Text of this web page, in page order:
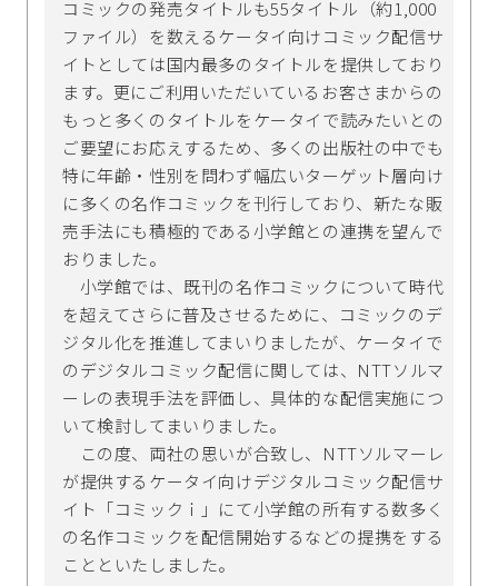
コミックの発売タイトルも55タイトル（約1,000
ファイル）を数えるケータイ向けコミック配信サ
イトとしては国内最多のタイトルを提供しており
ます。更にご利用いただいているお客さまからの
もっと多くのタイトルをケータイで読みたいとの
ご要望にお応えするため、多くの出版社の中でも
特に年齢・性別を問わず幅広いターゲット層向け
に多くの名作コミックを刊行しており、新たな販
売手法にも積極的である小学館との連携を望んで
おりました。
小学館では、既刊の名作コミックについて時代
を超えてさらに普及させるために、コミックのデ
ジタル化を推進してまいりましたが、ケータイで
のデジタルコミック配信に関しては、NTTソルマ
ーレの表現手法を評価し、具体的な配信実施につ
いて検討してまいりました。
この度、両社の思いが合致し、NTTソルマーレ
が提供するケータイ向けデジタルコミック配信サ
イト「コミックｉ」にて小学館の所有する数多く
の名作コミックを配信開始するなどの提携をする
ことといたしました。